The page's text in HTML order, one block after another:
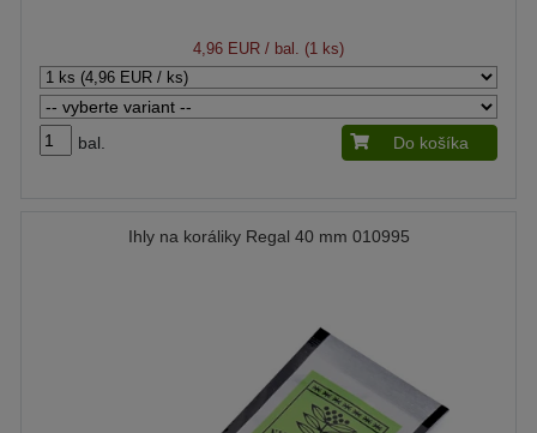
4,96 EUR / bal. (1 ks)
bal. Do košíka
Ihly na koráliky Regal 40 mm 010995